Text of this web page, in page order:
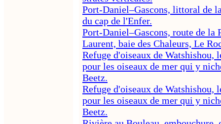
Port-Daniel–Gascons, littoral de
du cap de l'Enfer.
Port-Daniel–Gascons, route de
Laurent, baie des Chaleurs, Le
Refuge d'oiseaux de
pour les oiseaux de mer qui y
Beetz.
Refuge d'oiseaux de
pour les oiseaux de mer qui y
Beetz.